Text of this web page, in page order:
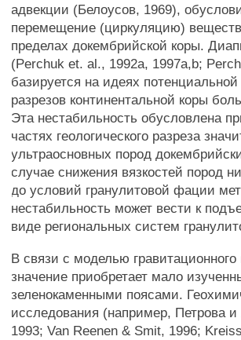
адвекции (Белоусов, 1969),
перемещение (циркуляцию)
пределах докембрийской коры.
(Perchuk et. al., 1992а, 1997а,b;
базируется на идеях
разрезов континентальной коры
Эта нестабильность обусловлена
частях геологического разреза
ультраосновных пород
случае снижения вязкостей пород
до условий гранулитовой фации
нестабильность может вести к
виде региональных систем
В связи с моделью
значение приобретает мало
зеленокаменными поясами.
исследования (например, Петрова
1993; Van Reenen & Smit, 1996;